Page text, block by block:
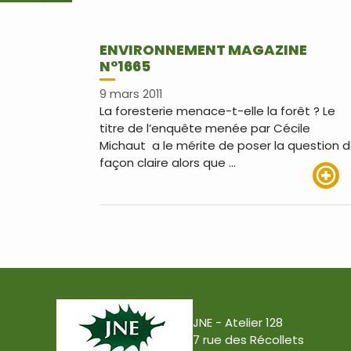
ENVIRONNEMENT MAGAZINE
N°1665
9 mars 2011
La foresterie menace-t-elle la forêt ? Le
titre de l’enquête menée par Cécile
Michaut a le mérite de poser la question
façon claire alors que …
JNE - Atelier 128
7 rue des Récollets